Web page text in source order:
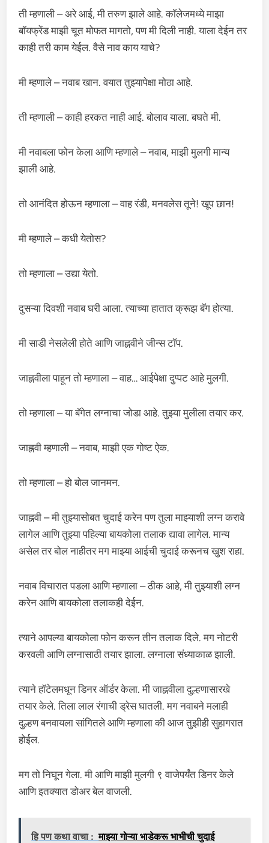
ती म्हणाली – अरे आई, मी तरुण झाले आहे. कॉलेजमध्ये माझा
बॉयफ्रेंड माझी चूत मोफत मागतो, पण मी दिली नाही. याला देईन तर
काही तरी काम येईल. वैसे नाव काय याचे?
मी म्हणाले – नवाब खान. वयात तुझ्यापेक्षा मोठा आहे.
ती म्हणाली – काही हरकत नाही आई. बोलाव याला. बघते मी.
मी नवाबला फोन केला आणि म्हणाले – नवाब, माझी मुलगी मान्य
झाली आहे.
तो आनंदित होऊन म्हणाला – वाह रंडी, मनवलेस तूने! खूप छान!
मी म्हणाले – कधी येतोस?
तो म्हणाला – उद्या येतो.
दुसऱ्या दिवशी नवाब घरी आला. त्याच्या हातात क्रूझ बॅग होत्या.
मी साडी नेसलेली होते आणि जाह्नवीने जीन्स टॉप.
जाह्नवीला पाहून तो म्हणाला – वाह… आईपेक्षा दुप्पट आहे मुलगी.
तो म्हणाला – या बॅगेत लग्नाचा जोडा आहे. तुझ्या मुलीला तयार कर.
जाह्नवी म्हणाली – नवाब, माझी एक गोष्ट ऐक.
तो म्हणाला – हो बोल जानमन.
जाह्नवी – मी तुझ्यासोबत चुदाई करेन पण तुला माझ्याशी लग्न करावे
लागेल आणि तुझ्या पहिल्या बायकोला तलाक द्यावा लागेल. मान्य
असेल तर बोल नाहीतर मग माझ्या आईची चुदाई करूनच खुश राहा.
नवाब विचारात पडला आणि म्हणाला – ठीक आहे, मी तुझ्याशी लग्न
करेन आणि बायकोला तलाकही देईन.
त्याने आपल्या बायकोला फोन करून तीन तलाक दिले. मग नोटरी
करवली आणि लग्नासाठी तयार झाला. लग्नाला संध्याकाळ झाली.
त्याने हॉटेलमधून डिनर ऑर्डर केला. मी जाह्नवीला दुल्हणासारखे
तयार केले. तिला लाल रंगाची ड्रेस घातली. मग नवाबने मलाही
दुल्हण बनवायला सांगितले आणि म्हणाला की आज तुझीही सुहागरात
होईल.
मग तो निघून गेला. मी आणि माझी मुलगी ९ वाजेपर्यंत डिनर केले
आणि इतक्यात डोअर बेल वाजली.
हि पण कथा वाचा : माझ्या गोऱ्या भाडेकरू भाभीची चुदाई